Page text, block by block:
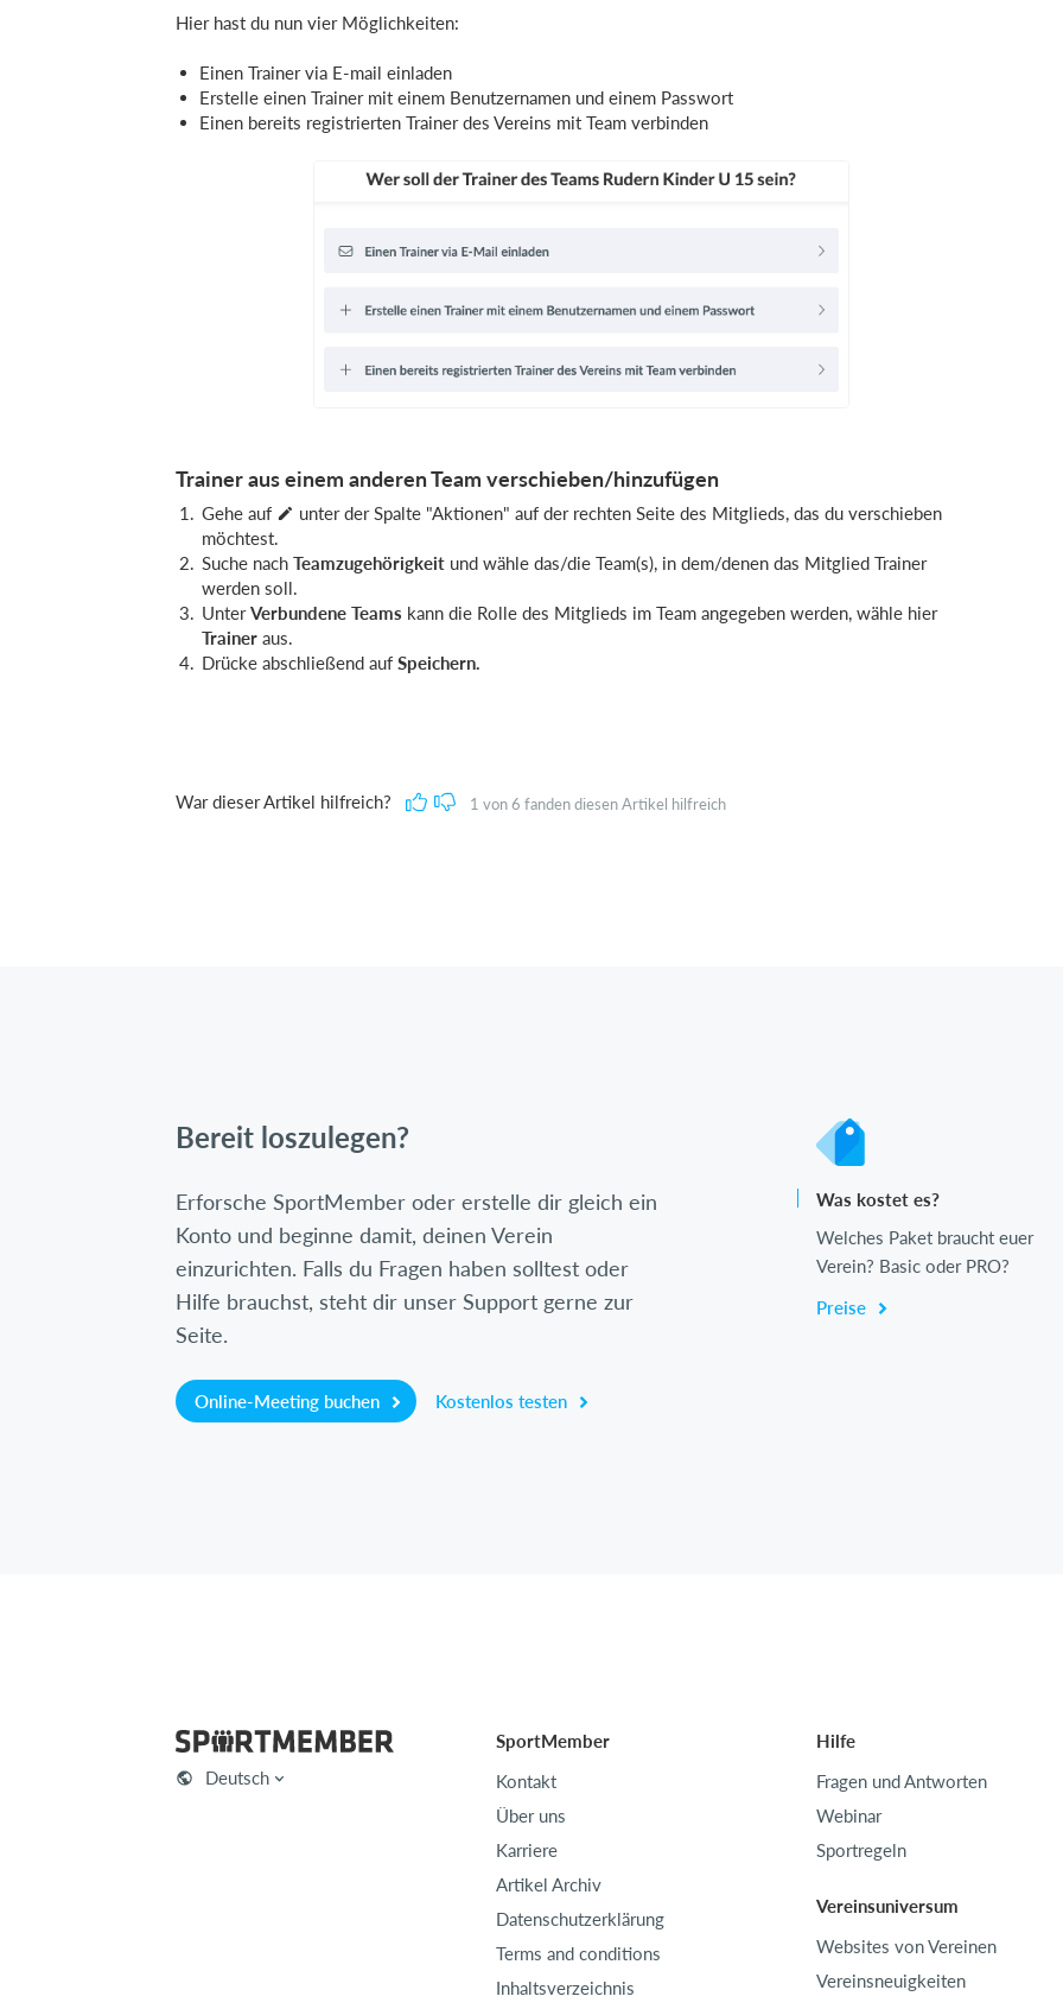
Hier hast du nun vier Möglichkeiten:
Einen Trainer via E-mail einladen
Erstelle einen Trainer mit einem Benutzernamen und einem Passwort
Einen bereits registrierten Trainer des Vereins mit Team verbinden
Trainer aus einem anderen Team verschieben/hinzufügen
Gehe auf
unter der Spalte "Aktionen" auf der rechten Seite des Mitglieds, das du verschieben
möchtest.
Suche nach Teamzugehörigkeit und wähle das/die Team(s), in dem/denen das Mitglied Trainer
werden soll.
UnterVerbundene Teams kann die Rolle des Mitglieds im Team angegeben werden, wähle hier
Trainer aus.
Drücke abschließend auf Speichern.
War dieser Artikel hilfreich? 1 von6 fanden diesen Artikel hilfreich
Bereit loszulegen?
Erforsche SportMember oder erstelle dir gleich ein
Konto und beginne damit, deinen Verein
einzurichten. Falls du Fragen haben solltest oder
Hilfe brauchst, steht dir unser Support gerne zur
Seite.
Online-Meeting buchen Kostenlos testen
Was kostet es?
Welches Paket braucht euer
Verein? Basic oder PRO?
Preise
Deutsch
SportMember
Kontakt
Über uns
Karriere
Artikel Archiv
Datenschutzerklärung
Terms and conditions
Inhaltsverzeichnis
Hilfe
Fragen und Antworten
Webinar
Sportregeln
Vereinsuniversum
Websites von Vereinen
Vereinsneuigkeiten